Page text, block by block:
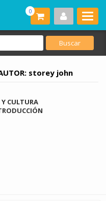
0
storey john
CULTURA